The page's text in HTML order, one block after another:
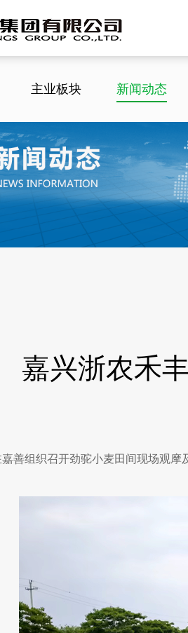
主业板块 新闻动态
嘉兴浙农禾
善组织召开劲驼小麦田间现场观摩